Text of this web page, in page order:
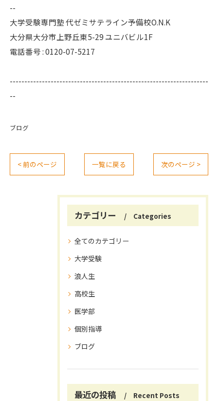
--
大学受験専門塾 代ゼミサテライン予備校O.N.K
大分県大分市上野丘東5-29 ユニバビル1F
電話番号 : 0120-07-5217
--------------------------------------------------------------------
--
ブログ
< 前のページ 一覧に戻る 次のページ >
カテゴリー Categories
全てのカテゴリー
大学受験
浪人生
高校生
医学部
個別指導
ブログ
最近の投稿 Recent Posts